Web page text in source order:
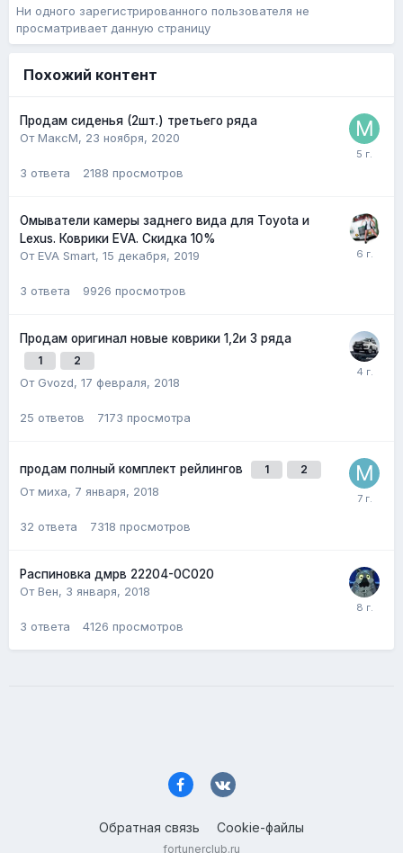
Ни одного зарегистрированного пользователя не
просматривает данную страницу
Похожий контент
Продам сиденья (2шт.) третьего ряда
От МаксМ, 23 ноября, 2020
3 ответа 2188 просмотров
Омыватели камеры заднего вида для Toyota и
Lexus. Коврики EVA. Скидка 10%
От EVA Smart, 15 декабря, 2019
3 ответа 9926 просмотров
Продам оригинал новые коврики 1,2и 3 ряда
1 2
От Gvozd, 17 февраля, 2018
25 ответов 7173 просмотра
продам полный комплект рейлингов 1 2
От миха, 7 января, 2018
32 ответа 7318 просмотров
Распиновка дмрв 22204-0С020
От Вен, 3 января, 2018
3 ответа 4126 просмотров
Обратная связь Cookie-файлы
fortunerclub.ru